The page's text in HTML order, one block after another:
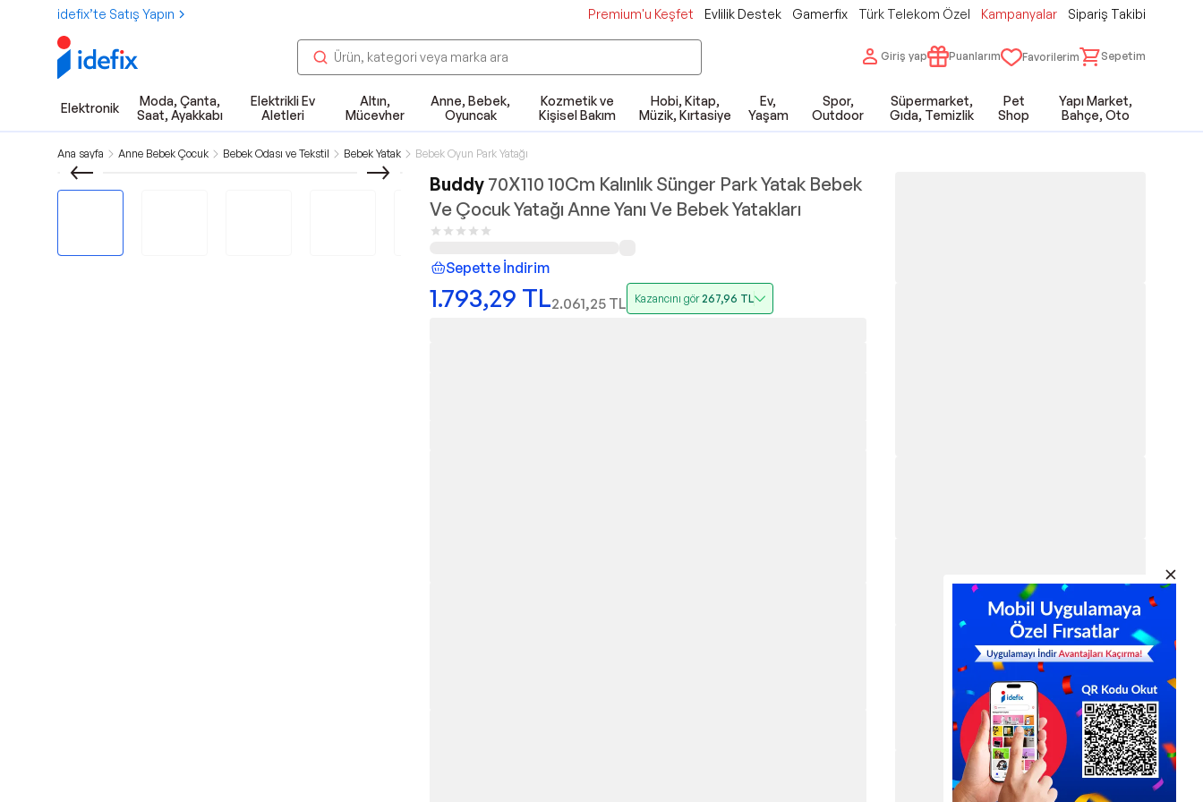
idefix’te Satış Yapın Premium'u Keşfet Evlilik Destek Gamerfix Türk Telekom Özel Kampanyalar Sipariş Takibi
Giriş yap Puanlarım Favorilerim Sepetim
Elektronik
Moda, Çanta,
Saat, Ayakkabı
Elektrikli Ev
Aletleri
Altın,
Mücevher
Anne, Bebek,
Oyuncak
Kozmetik ve
Kişisel Bakım
Hobi, Kitap,
Müzik, Kırtasiye
Ev,
Yaşam
Spor,
Outdoor
Süpermarket,
Gıda, Temizlik
Pet
Shop
Yapı Market,
Bahçe, Oto
Ana sayfa Anne Bebek Çocuk Bebek Odası ve Tekstil Bebek Yatak Bebek Oyun Park Yatağı
Buddy 70X110 10Cm Kalınlık Sünger Park Yatak Bebek
Ve Çocuk Yatağı Anne Yanı Ve Bebek Yatakları
Sepette İndirim
1.793,29 TL2.061,25 TL Kazancını gör267,96 TL